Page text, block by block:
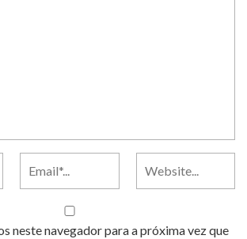
neste navegador para a próxima vez que